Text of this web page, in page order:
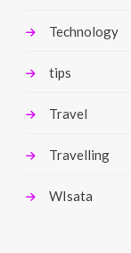
Technology
tips
Travel
Travelling
WIsata